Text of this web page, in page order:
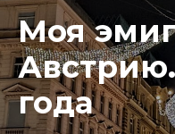
Моя
Австрию.
года